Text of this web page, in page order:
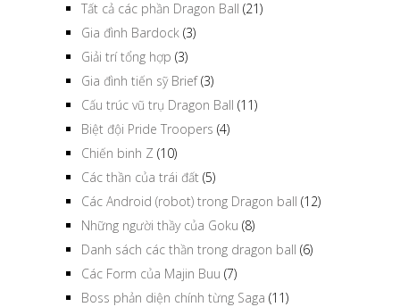
Tất cả các phần Dragon Ball (21)
Gia đình Bardock (3)
Giải trí tổng hợp (3)
Gia đình tiến sỹ Brief(3)
Cấu trúc vũ trụ Dragon Ball (11)
Biệt đội Pride Troopers (4)
Chiến binh Z (10)
Các thần của trái đất (5)
Các Android (robot) trong Dragon ball (12)
Những người thầy của Goku (8)
Danh sách các thần trong dragon ball (6)
Các Form của Majin Buu (7)
Boss phản diện chính từng Saga (11)